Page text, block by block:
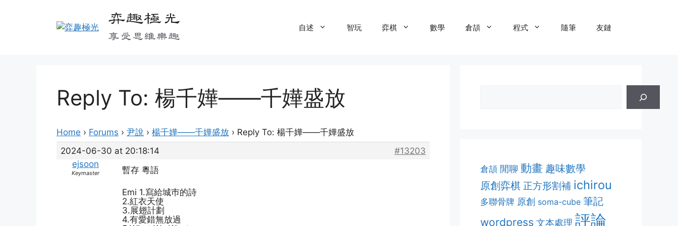
弈趣極光
享受思維樂趣
自述 智玩 弈棋 數學 倉頡 程式 隨筆 友鏈
Reply To: 楊千嬅——千嬅盛放
Home › Forums › 尹說 › 楊千嬅——千嬅盛放 › Reply To: 楊千嬅——千嬅盛放
2024-06-30 at 20:18:14
#13203
ejsoon
Keymaster 暫存 粵語
Emi 1.寫給城巿的詩
2.紅衣天使
3.展翅計劃
4.有愛錯無放過
倉頡 閒聊 動畫 趣味數學
原創弈棋 正方形割補 ichirou
多聯骨牌 原創 soma-cube 筆記
wordpress 文本處理 評論